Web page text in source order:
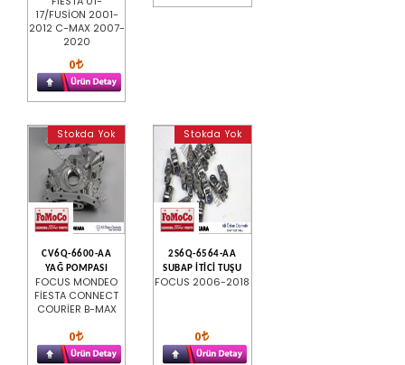
17/FUSİON 2001-
2012 C-MAX 2007-
2020
0
Stokda Yok
CV6Q-6600-AA
YAĞ POMPASI
FOCUS MONDEO
FİESTA CONNECT
COURİER B-MAX
0
Stokda Yok
2S6Q-6564-AA
SUBAP İTİCİ TUŞU
FOCUS 2006-2018
0